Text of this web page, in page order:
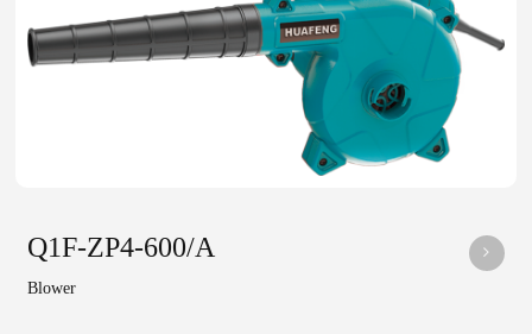
Q1F-ZP4-600/A
Blower